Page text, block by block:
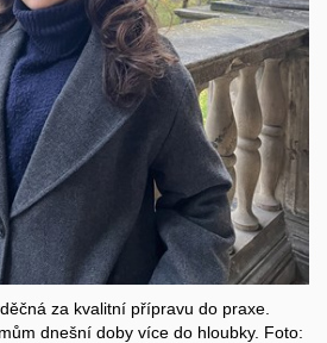
za kvalitní přípravu do praxe.
dnešní doby více do hloubky. Foto: